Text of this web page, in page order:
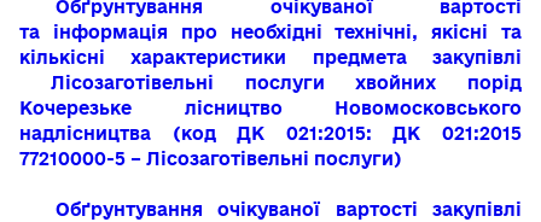
Обґрунтування очікуваної вартості
та інформація про необхідні технічні, якісні та
кількісні характеристики предмета закупівлі
Лісозаготівельні послуги хвойних порід
Кочерезьке лісництво Новомосковського
надлісництва (код ДК 021:2015: ДК 021:2015
77210000-5 – Лісозаготівельні послуги)
Обґрунтування очікуваної вартості закупівлі